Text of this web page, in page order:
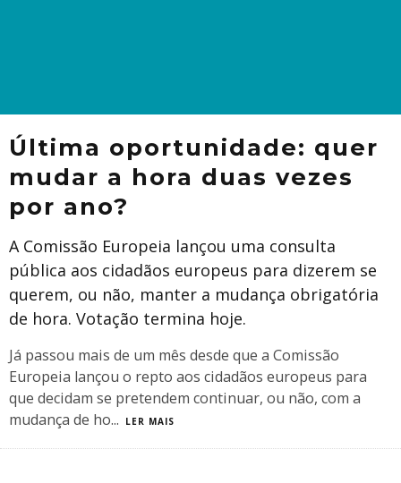
Última oportunidade: quer
mudar a hora duas vezes
por ano?
A Comissão Europeia lançou uma consulta
pública aos cidadãos europeus para dizerem se
querem, ou não, manter a mudança obrigatória
de hora. Votação termina hoje.
Já passou mais de um mês desde que a Comissão
Europeia lançou o repto aos cidadãos europeus para
que decidam se pretendem continuar, ou não, com a
mudança de ho... LER MAIS